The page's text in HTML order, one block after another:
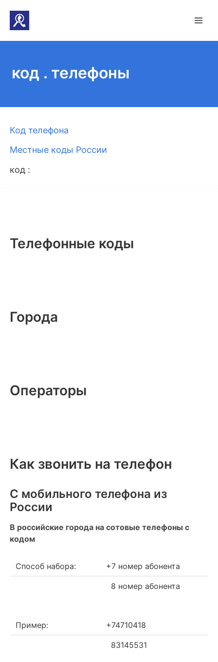
код . телефоны
Код телефона
Местные коды России
код :
Телефонные коды
Города
Операторы
Как звонить на телефон
С мобильного телефона из
России
В российские города на сотовые телефоны с
кодом
Способ набора: +7 номер абонента
8 номер абонента
Пример: +74710418
83145531